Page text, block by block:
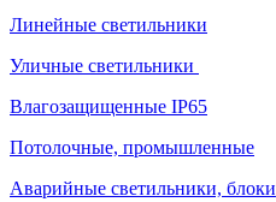
Линейные светильники
Уличные светильники
Влагозащищенные IP65
Потолочные, промышленные
Аварийные светильники, блоки